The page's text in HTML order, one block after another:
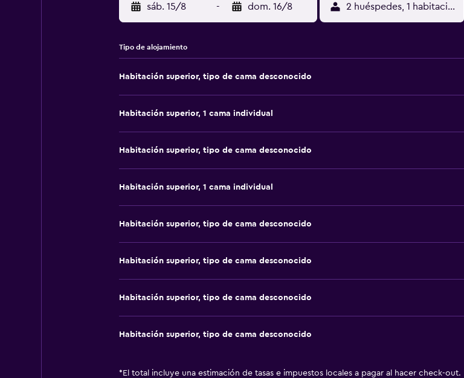
sáb. 15/8 - dom. 16/8 2 huéspedes, 1 habitación
Tipo de alojamiento
Habitación superior, tipo de cama desconocido
Habitación superior, 1 cama individual
Habitación superior, tipo de cama desconocido
Habitación superior, 1 cama individual
Habitación superior, tipo de cama desconocido
Habitación superior, tipo de cama desconocido
Habitación superior, tipo de cama desconocido
Habitación superior, tipo de cama desconocido
* El total incluye una estimación de tasas e impuestos locales a pagar al hacer check-out.